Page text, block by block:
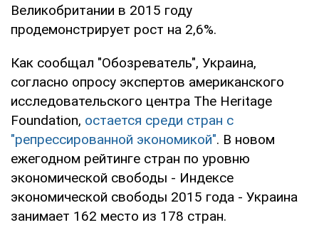
Великобритании в 2015 году
продемонстрирует рост на 2,6%.
Как сообщал "Обозреватель", Украина,
согласно опросу экспертов американского
исследовательского центра The Heritage
Foundation, остается среди стран с
"репрессированной экономикой". В новом
ежегодном рейтинге стран по уровню
экономической свободы - Индексе
экономической свободы 2015 года - Украина
занимает 162 место из 178 стран.